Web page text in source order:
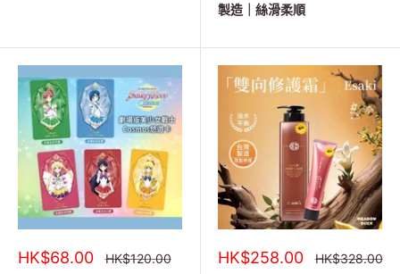
製造｜絲滑柔順
銷
HK$68.00
正
HK$120.00
銷
HK$258.00
正
HK$328.00